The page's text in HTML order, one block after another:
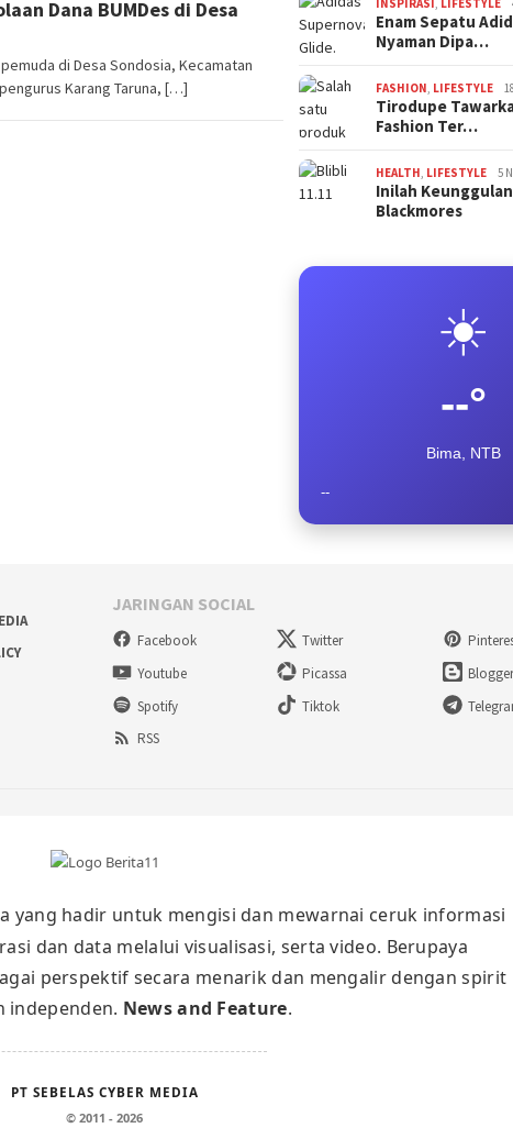
Dana BUMDes di Desa
di Desa Sondosia, Kecamatan
Karang Taruna, […]
INSPIRASI, LIFESTYLE
Enam Sepatu
Nyaman Dipa…
FASHION, LIFESTYLE
Tirodupe
Fashion Ter…
HEALTH, LIFESTYLE 5
Inilah
Blackmores
☀️
--°
Bima, NTB
--
JARINGAN SOCIAL
Facebook Twitter
Youtube
Picassa
Blogger
Spotify
Tiktok
RSS
yang hadir untuk mengisi dan mewarnai ceruk informasi
dan data melalui visualisasi, serta video. Berupaya
perspektif secara menarik dan mengalir dengan spirit
independen. News and Feature.
PT SEBELAS CYBER MEDIA
© 2011 - 2026